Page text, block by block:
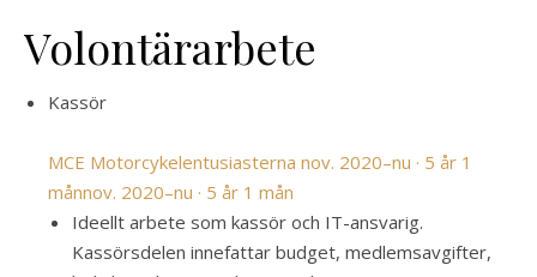
Volontärarbete
Kassör
MCE Motorcykelentusiasterna nov. 2020–nu · 5 år 1
månnov. 2020–nu · 5 år 1 mån
Ideellt arbete som kassör och IT-ansvarig.
Kassörsdelen innefattar budget, medlemsavgifter,